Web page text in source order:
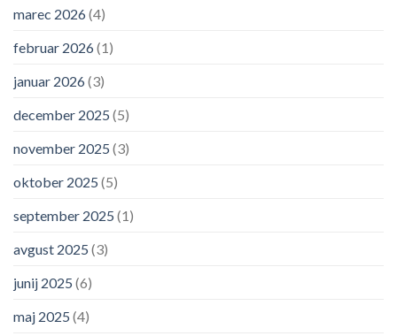
marec 2026(4)
februar 2026(1)
januar 2026(3)
december 2025 (5)
november 2025 (3)
oktober 2025 (5)
september 2025 (1)
avgust 2025 (3)
junij 2025 (6)
maj 2025 (4)